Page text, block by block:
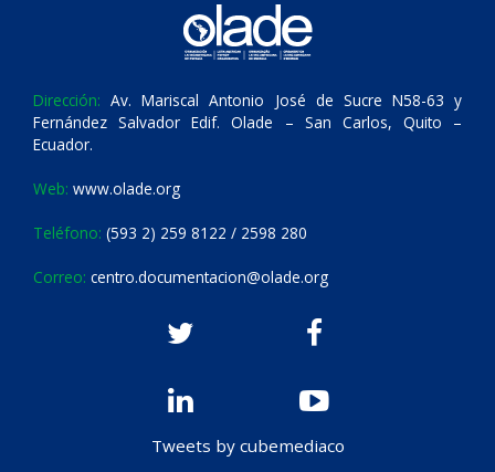
Dirección: Av. Mariscal Antonio José de Sucre N58-63 y
Fernández Salvador Edif. Olade – San Carlos, Quito –
Ecuador.
Web: www.olade.org
Teléfono: (593 2) 259 8122 / 2598 280
Correo: centro.documentacion@olade.org
Tweets by cubemediaco